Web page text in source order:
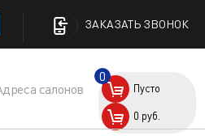
ЗАКАЗАТЬ ЗВОНОК
салонов Пусто
0
0 руб.